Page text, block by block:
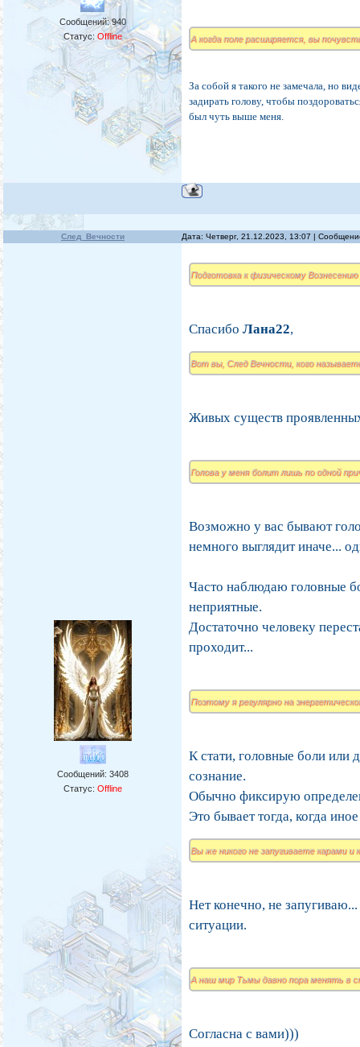
Сообщений:940
Статус: Offline А когда поле расширяется, вы
За собой я такого не замечала, но
задирать голову, чтобы
был чуть выше меня.
След_Вечности Дата: Четверг, 21.12.2023, 13:07 |
Сообщений: 3408
Статус: Offline
Подготовка к физическому Вознесению
СпасибоЛана22,
Вот вы, След Вечности, кого
Живых существ
Голова у меня болит лишь по одной
Возможно у вас бывают
немного выглядит иначе...
Часто наблюдаю головные
неприятные.
Достаточно человеку
проходит...
Поэтому я регулярно на
К стати, головные боли или
сознание.
Обычно фиксирую
Это бывает тогда, когда
Вы же никого не запугиваете карами
Нет конечно, не
ситуации.
А наш мир Тьмы давно пора менять в
Согласна с вами)))